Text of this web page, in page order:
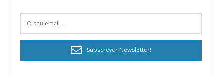
Subscrever Newsletter!